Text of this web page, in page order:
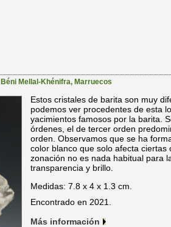
Béni Mellal-Khénifra, Marruecos
Estos cristales de barita son muy
podemos ver procedentes de esta
yacimientos famosos por la barita.
órdenes, el de tercer orden
orden. Observamos que se ha
color blanco que solo afecta
zonación no es nada habitual para
transparencia y brillo.
Medidas: 7.8 x 4 x 1.3 cm.
Encontrado en 2021.
Más información